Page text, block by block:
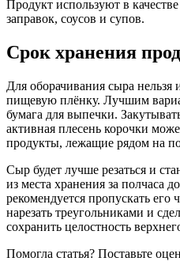
Продукт используют в
заправок, соусов и супов.
Срок хранения
Для оборачивания сыра нельзя
пищевую плёнку. Лучшим
бумага для выпечки.
активная плесень корочки
продукты, лежащие рядом на
Сыр будет лучше резаться и
из места хранения за полчаса
рекомендуется пропускать его
нарезать треугольниками и
сохранить целостность
Помогла статья? Поставьте